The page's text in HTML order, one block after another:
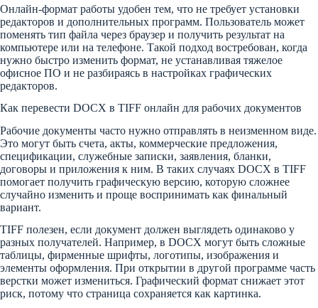
Онлайн-формат работы удобен тем, что не требует установки
редакторов и дополнительных программ. Пользователь может
поменять тип файла через браузер и получить результат на
компьютере или на телефоне. Такой подход востребован, когда
нужно быстро изменить формат, не устанавливая тяжелое
офисное ПО и не разбираясь в настройках графических
редакторов.
Как перевести DOCX в TIFF онлайн для рабочих документов
Рабочие документы часто нужно отправлять в неизменном виде.
Это могут быть счета, акты, коммерческие предложения,
спецификации, служебные записки, заявления, бланки,
договоры и приложения к ним. В таких случаях DOCX в TIFF
помогает получить графическую версию, которую сложнее
случайно изменить и проще воспринимать как финальный
вариант.
TIFF полезен, если документ должен выглядеть одинаково у
разных получателей. Например, в DOCX могут быть сложные
таблицы, фирменные шрифты, логотипы, изображения и
элементы оформления. При открытии в другой программе часть
верстки может измениться. Графический формат снижает этот
риск, потому что страница сохраняется как картинка.